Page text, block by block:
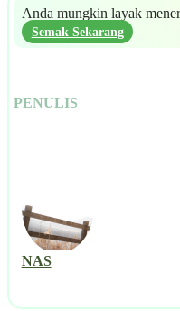
Anda mungkin layak
Semak Sekarang
PENULIS
NAS